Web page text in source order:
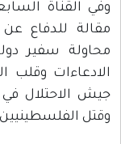
وفي القناة
مقالة للدفاع
محاولة سفير
الادعاءات وقلب
جيش الاحتلال في
وقتل